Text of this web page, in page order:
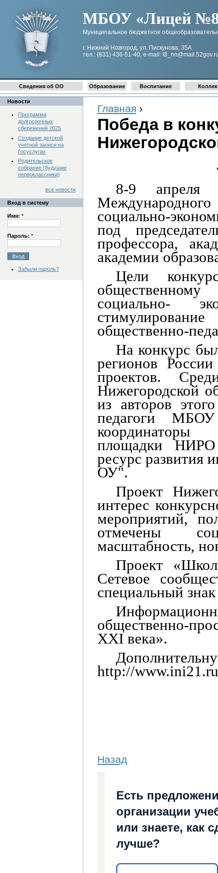
МБОУ «Лицей №8
Муниципальное бюджетное
г. Нижний Новгород, ул, Пискунова, 35А
тел.: (831) 436-51-40, e-mail:
Главная ›
Победа в
8-9
Международного
социально-
под
профессора,
академии
Цели
социально-
с
общественно-
На конкурс
регионов
проектов.
Нижегородской
из авторов
педагоги
координаторы
площадки
ресурс развития
ОУ".
Проект
интерес ко
мероприятий,
отмечены
масштабность,
Проект
Сетевое
специальный
общественно-
XXI века».
http://
Назад
Есть
организации
или знаете, как
лучше?
Сведения об ОО Образование Воспитание
Новости
Программа
долгосрочных
сбережений 2025
Создание детской
учетной записи на
Госуслугах
Родительское
собрание (будущие
первоклассники)
все новости
Вход в систему
Имя: *
Пароль: *
Забыли пароль?